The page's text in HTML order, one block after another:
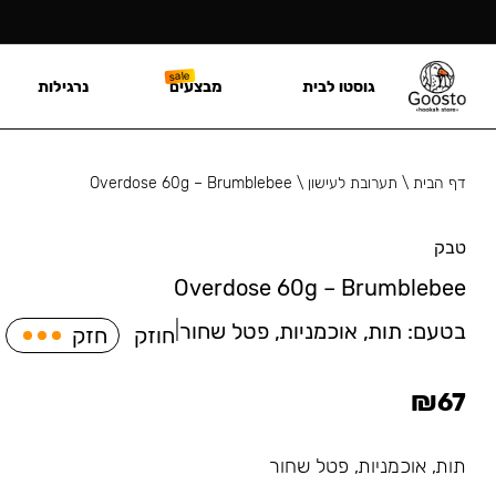
דף הבית\ תערובת לעישון \
Overdose 60g – Brumblebee
טבק
Overdose 60g – Brumblebee
בטעם: תות, אוכמניות, פטל שחור חוזק חזק
₪67
תות, אוכמניות, פטל שחור
גוסטו לבית מבצעים נרגילות